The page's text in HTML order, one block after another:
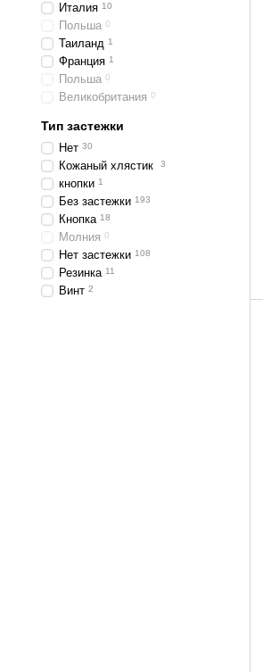
Италия 10
Польша 0
Таиланд 1
Франция 1
Польша 0
Великобритания 0
Тип застежки
Нет 30
Кожаный хлястик 3
кнопки 1
Без застежки 193
Кнопка 18
Молния 0
Нет застежки 108
Резинка 11
Винт 2